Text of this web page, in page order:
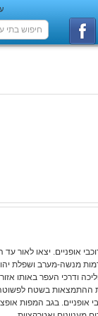
אופניים. יצאו לאור עד
מנשה-מערב ושפלת
ודרכי העפר באותו
ההתמצאות בשטח
אופניים. בגב המפות